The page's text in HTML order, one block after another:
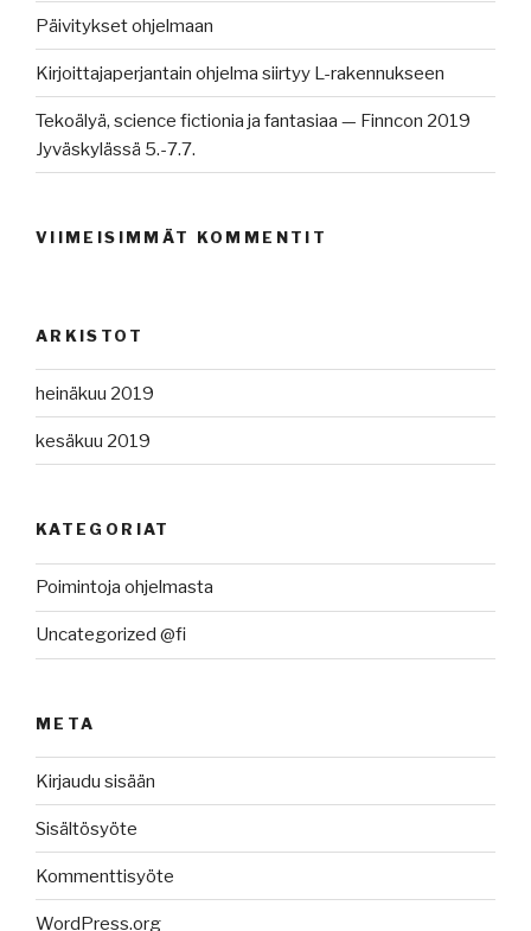
Päivitykset ohjelmaan
Kirjoittajaperjantain ohjelma siirtyy L-rakennukseen
Tekoälyä, science fictionia ja fantasiaa — Finncon 2019
Jyväskylässä 5.-7.7.
VIIMEISIMMÄT KOMMENTIT
ARKISTOT
heinäkuu 2019
kesäkuu 2019
KATEGORIAT
Poimintoja ohjelmasta
Uncategorized @fi
META
Kirjaudu sisään
Sisältösyöte
Kommenttisyöte
WordPress.org